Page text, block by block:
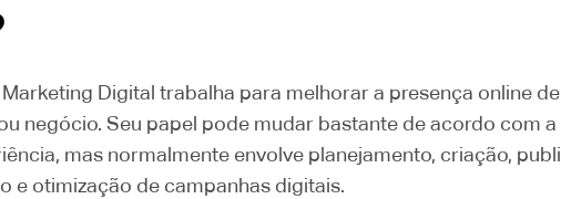
Digital trabalha para melhorar a presença online
negócio. Seu papel pode mudar bastante de acordo com
mas normalmente envolve planejamento, criação,
e otimização de campanhas digitais.